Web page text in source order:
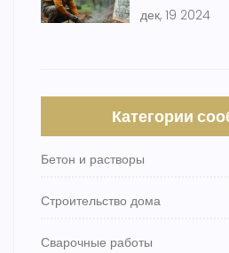
дек, 19 2024
Категории
Бетон и растворы
Строительство дома
Сварочные работы